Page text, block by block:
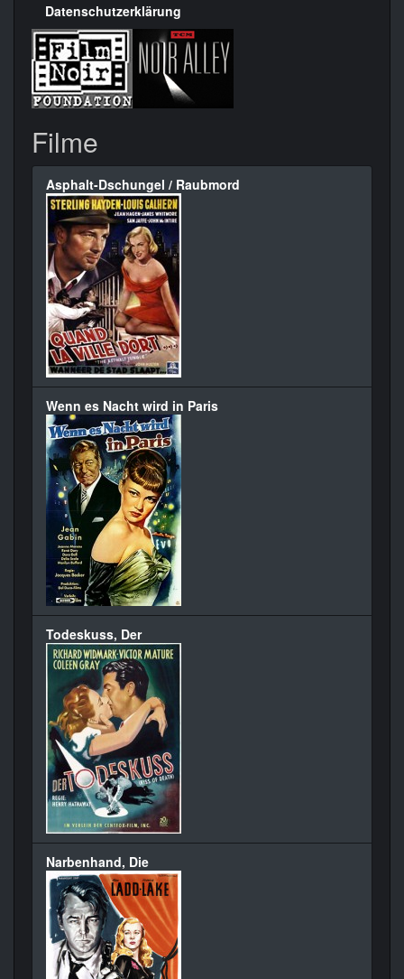
Datenschutzerklärung
Filme
Asphalt-Dschungel / Raubmord
Wenn es Nacht wird in Paris
Todeskuss, Der
Narbenhand, Die